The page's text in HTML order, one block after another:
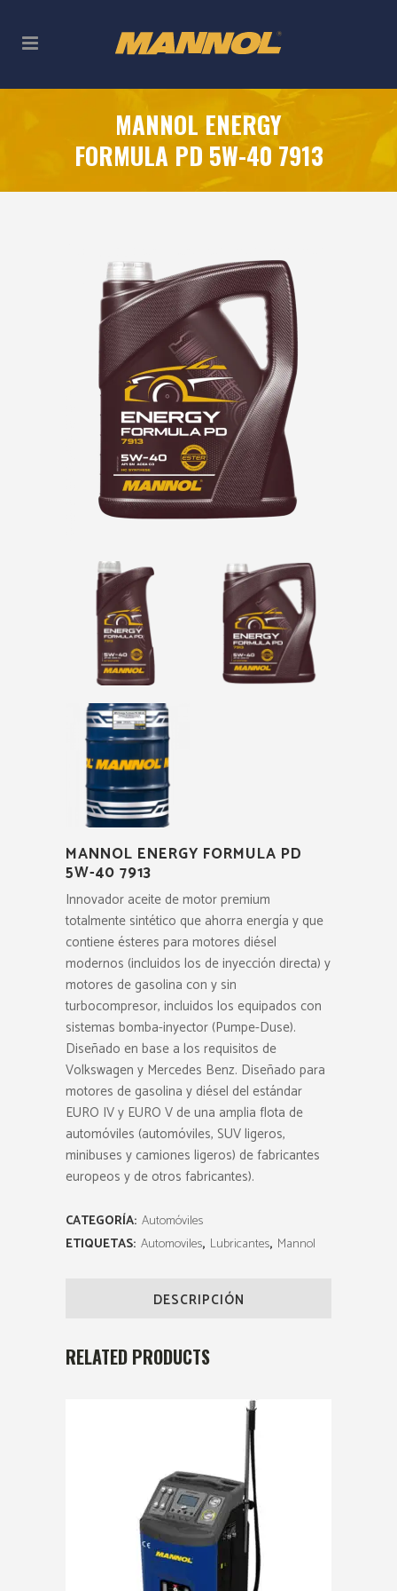
MANNOL ENERGY
FORMULA PD 5W-40 7913
MANNOL ENERGY FORMULA PD
5W-40 7913
Innovador aceite de motor premium
totalmente sintético que ahorra energía y que
contiene ésteres para motores diésel
modernos (incluidos los de inyección directa) y
motores de gasolina con y sin
turbocompresor, incluidos los equipados con
sistemas bomba-inyector (Pumpe-Duse).
Diseñado en base a los requisitos de
Volkswagen y Mercedes Benz. Diseñado para
motores de gasolina y diésel del estándar
EURO IV y EURO V de una amplia flota de
automóviles (automóviles, SUV ligeros,
minibuses y camiones ligeros) de fabricantes
europeos y de otros fabricantes).
CATEGORÍA: Automóviles
ETIQUETAS: Automoviles, Lubricantes, Mannol
DESCRIPCIÓN
RELATED PRODUCTS